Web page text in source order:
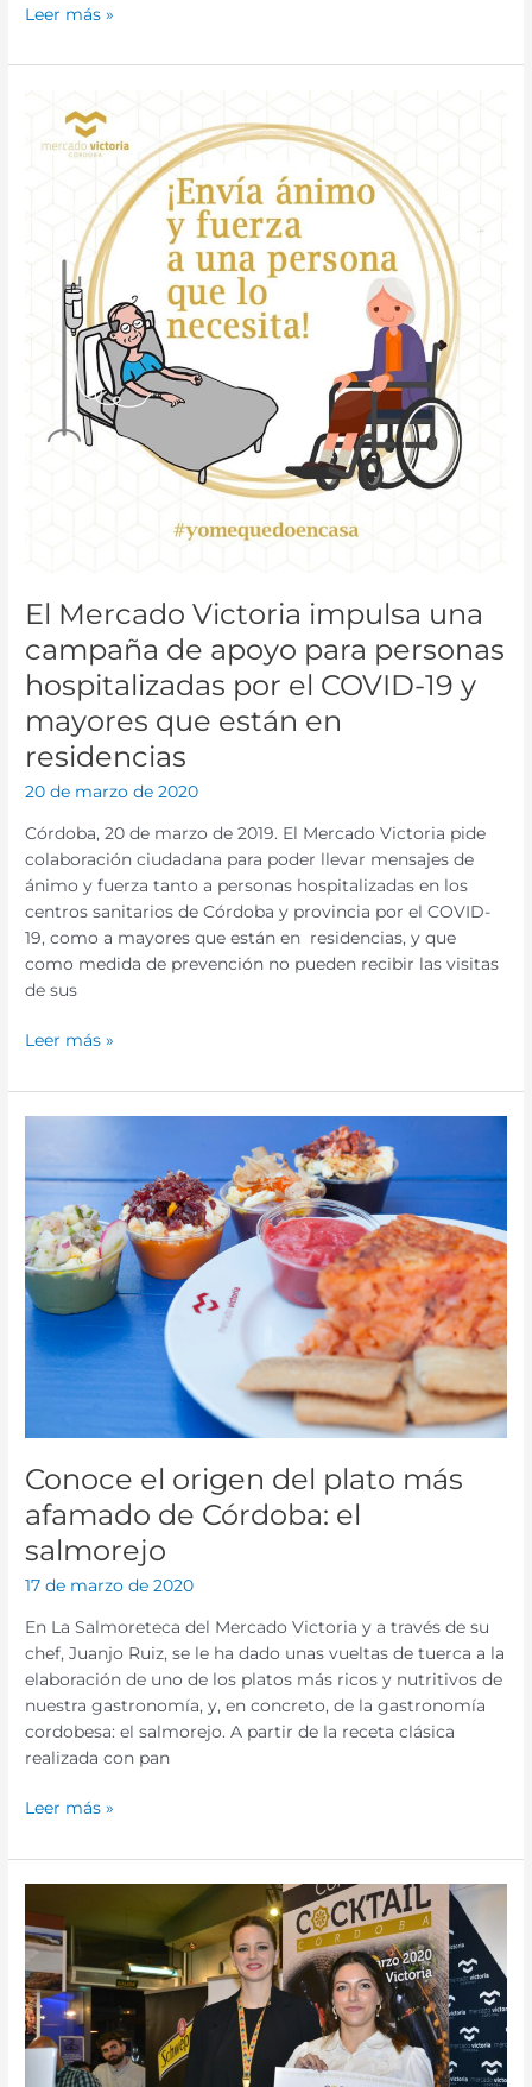
Leer más »
El Mercado Victoria impulsa una
campaña de apoyo para personas
hospitalizadas por el COVID-19 y
mayores que están en
residencias
20 de marzo de 2020
Córdoba, 20 de marzo de 2019. El Mercado Victoria pide
colaboración ciudadana para poder llevar mensajes de
ánimo y fuerza tanto a personas hospitalizadas en los
centros sanitarios de Córdoba y provincia por el COVID-
19, como a mayores que están en residencias, y que
como medida de prevención no pueden recibir las visitas
de sus
Mercado
Victoria
campaña
apoyo
personas
hospitalizadas
COVID-
residencias
Leer más »
Conoce el origen del plato más
afamado de Córdoba: el
salmorejo
17 de marzo de 2020
En La Salmoreteca del Mercado Victoria y a través de su
chef, Juanjo Ruiz, se le ha dado unas vueltas de tuerca a la
elaboración de uno de los platos más ricos y nutritivos de
nuestra gastronomía, y, en concreto, de la gastronomía
cordobesa: el salmorejo. A partir de la receta clásica
realizada con pan
origen
plato
más
afamado
de
Leer más »
Mercado
Victoria
acoge
la
celebración
de